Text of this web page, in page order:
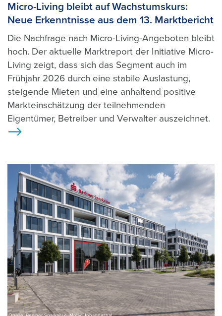
Micro-Living bleibt auf Wachstumskurs:
Neue Erkenntnisse aus dem 13. Marktbericht
Die Nachfrage nach Micro-Living-Angeboten bleibt
hoch. Der aktuelle Marktreport der Initiative Micro-
Living zeigt, dass sich das Segment auch im
Frühjahr 2026 durch eine stabile Auslastung,
steigende Mieten und eine anhaltend positive
Markteinschätzung der teilnehmenden
Eigentümer, Betreiber und Verwalter auszeichnet.